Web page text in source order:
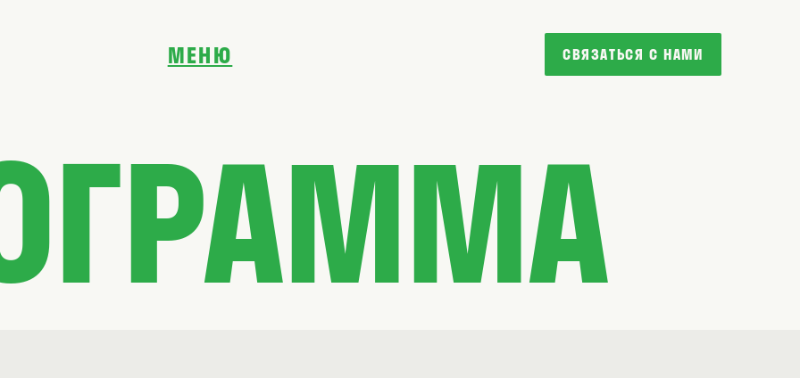
МЕНЮ СВЯЗАТЬСЯ С НАМИ